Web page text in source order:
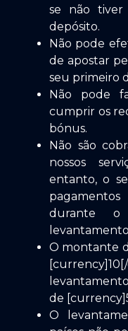
se não tiver
depósito.
Não pode
de apostar
seu primeiro
Não pode
cumprir os
bónus.
Não são
nossos
entanto, o
durante o
O montante
de
O